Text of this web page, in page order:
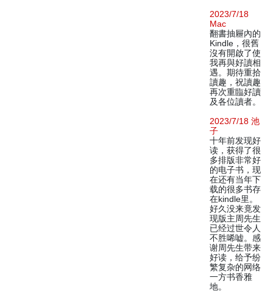
2023/7/18
Mac
翻書抽屜內的
Kindle，很舊
沒有開啟了使
我再與好讀相
遇。期待重拾
讀趣，祝讀趣
再次重臨好讀
及各位讀者。
2023/7/18 池
子
十年前发现好
读，获得了很
多排版非常好
的电子书，现
在还有当年下
载的很多书存
在kindle里。
好久没来竟发
现版主周先生
已经过世令人
不胜唏嘘。感
谢周先生带来
好读，给予纷
繁复杂的网络
一方书香雅
地。